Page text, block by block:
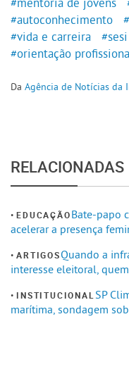
#mentoria de jovens
#autoconhecimento
#vida e carreira
#orientação
Da Agência de Notícias da
RELACIONADAS
EDUCAÇÃOBate-papo
acelerar a presença
ARTIGOSQuando a
interesse eleitoral,
INSTITUCIONAL SP
marítima, sondagem